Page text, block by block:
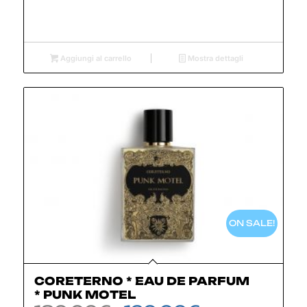
180,00€. 130,00€.
Aggiungi al carrello Mostra dettagli
CORETERNO * EAU DE PARFUM
* PUNK MOTEL
ON SALE!